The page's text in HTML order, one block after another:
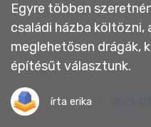
Egyre többen
családi házba költözni,
meglehetősen drágák,
építésűt választunk.
írta erika